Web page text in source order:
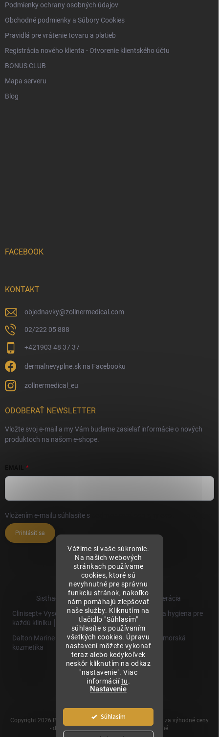
Vážime si vaše súkromie.
Na našich webových
stránkach používame
cookies, ktoré sú
nevyhnutné pre správnu
funkciu stránok, nakoľko
nám pomáhajú zlepšovať
naše služby. Kliknutím na
tlačidlo "Súhlasím"
súhlasíte s používaním
všetkých cookies. Úpravu
nastavení môžete vykonať
teraz alebo kedykoľvek
neskôr kliknutím na odkaz
"nastavenie". Viac
informáciítu.
Nastavenie
Súhlasím
Podmienky ochrany osobných údajov
Obchodné podmienky a Súbory Cookies
Pravidlá pre vrátenie tovaru a platieb
Registrácia nového klienta - Otvorenie klientského účtu
BONUS CLUB
Mapa serveru
Blog
FACEBOOK
KONTAKT
objednavky@zollnermedical.com
02/222 05 888
+421903 48 37 37
dermalnevyplne.sk na Facebooku
zollnermedical_eu
ODOBERAŤ NEWSLETTER
Vložte svoj e-mail a my Vám budeme zasielať informácie o nových
produktoch na našom e-shope.
Vložením e-mailu súhlasíte s
Prihlásiť sa
Sisthaema.sk - Skutočná Dermálna Regenerácia
Clinisept+ Vysoko účinné čistenie a antimikrobiálna hygiena pre
každú kliniku │
Dalton Marine Cosmetics - Kvalitná profesionálna morská
kozmetika
Sisthaema
Hevo T
│Skutočná
Biorevitalizácia
Copyright 2026 Prémiové produkty pre estetickú medicínu za výhodné ceny
- dermalnevyplne.sk
. Všetky práva vyhradené.